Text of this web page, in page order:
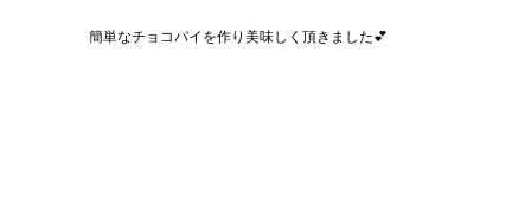
簡単なチョコパイを作り美味しく頂きました💕